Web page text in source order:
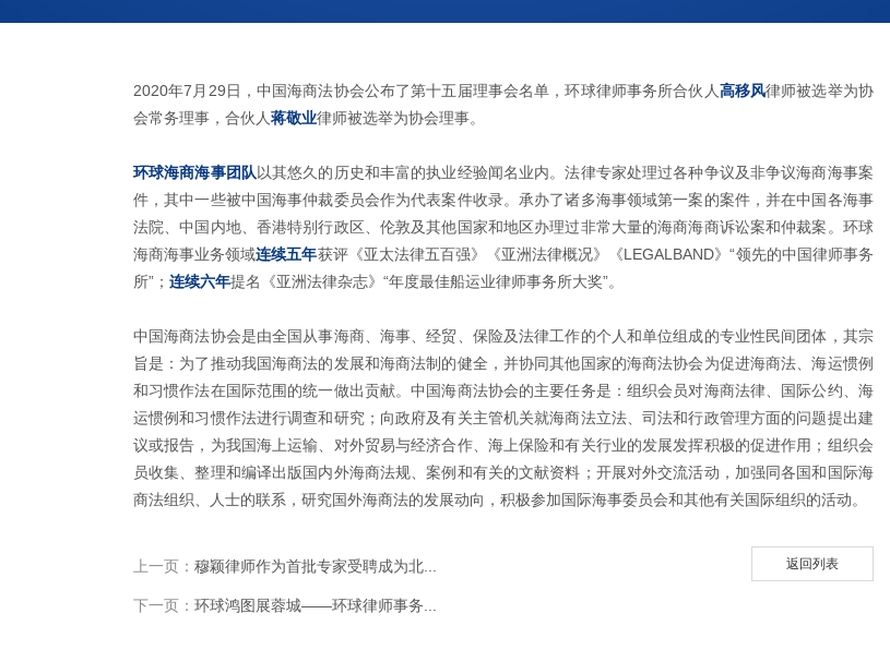
2020年7月29日，中国海商法协会公布了第十五届理事会名单，环球律师事务所合伙人高移风律师被选举为协
会常务理事，合伙人蒋敬业律师被选举为协会理事。
环球海商海事团队以其悠久的历史和丰富的执业经验闻名业内。法律专家处理过各种争议及非争议海商海事案
件，其中一些被中国海事仲裁委员会作为代表案件收录。承办了诸多海事领域第一案的案件，并在中国各海事
法院、中国内地、香港特别行政区、伦敦及其他国家和地区办理过非常大量的海商海商诉讼案和仲裁案。环球
海商海事业务领域连续五年获评《亚太法律五百强》《亚洲法律概况》《LEGALBAND》“领先的中国律师事务
所”； 连续六年提名《亚洲法律杂志》“年度最佳船运业律师事务所大奖”。
中国海商法协会是由全国从事海商、海事、经贸、保险及法律工作的个人和单位组成的专业性民间团体，其宗
旨是：为了推动我国海商法的发展和海商法制的健全，并协同其他国家的海商法协会为促进海商法、海运惯例
和习惯作法在国际范围的统一做出贡献。中国海商法协会的主要任务是：组织会员对海商法律、国际公约、海
运惯例和习惯作法进行调查和研究；向政府及有关主管机关就海商法立法、司法和行政管理方面的问题提出建
议或报告，为我国海上运输、对外贸易与经济合作、海上保险和有关行业的发展发挥积极的促进作用；组织会
员收集、整理和编译出版国内外海商法规、案例和有关的文献资料；开展对外交流活动，加强同各国和国际海
商法组织、人士的联系，研究国外海商法的发展动向，积极参加国际海事委员会和其他有关国际组织的活动。
上一页： 穆颖律师作为首批专家受聘成为北...
下一页： 环球鸿图展蓉城——环球律师事务...
返回列表